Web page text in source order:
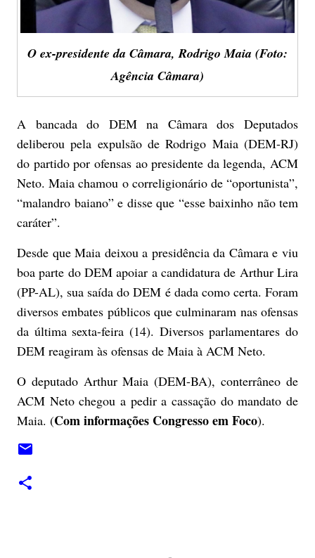
O ex-presidente da Câmara, Rodrigo Maia (Foto:
Agência Câmara)
A bancada do DEM na Câmara dos Deputados
deliberou pela expulsão de Rodrigo Maia (DEM-RJ)
do partido por ofensas ao presidente da legenda, ACM
Neto. Maia chamou o correligionário de “oportunista”,
“malandro baiano” e disse que “esse baixinho não tem
caráter”.
Desde que Maia deixou a presidência da Câmara e viu
boa parte do DEM apoiar a candidatura de Arthur Lira
(PP-AL), sua saída do DEM é dada como certa. Foram
diversos embates públicos que culminaram nas ofensas
da última sexta-feira (14). Diversos parlamentares do
DEM reagiram às ofensas de Maia à ACM Neto.
O deputado Arthur Maia (DEM-BA), conterrâneo de
ACM Neto chegou a pedir a cassação do mandato de
Maia. (Com informações Congresso em Foco).